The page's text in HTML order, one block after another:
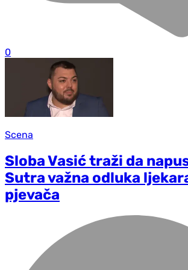
0
Scena
Sloba Vasić traži da
Sutra važna odluka
pjevača